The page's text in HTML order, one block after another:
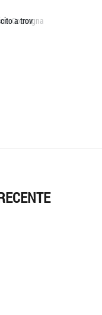
Consegna
a trov